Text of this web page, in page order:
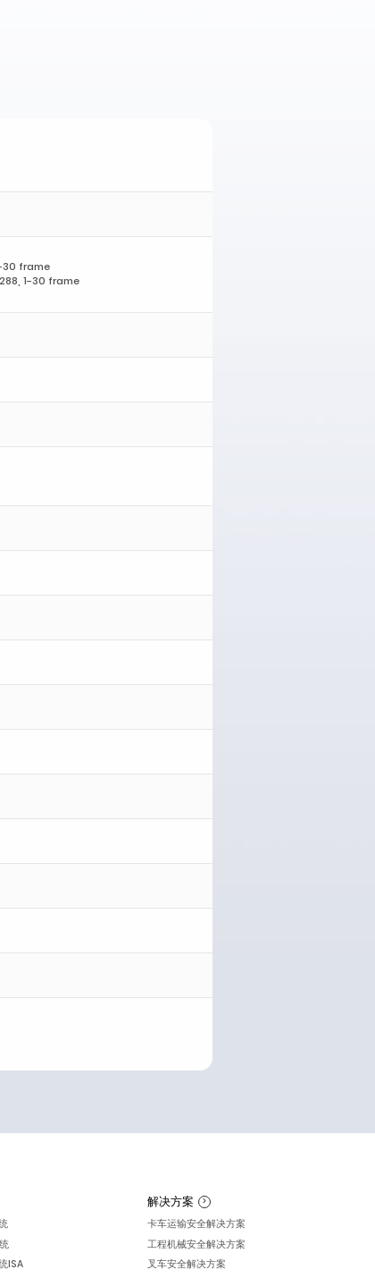
30 frame
1-30 frame
ISA
解决方案
卡车运输安全解决方案
工程机械安全解决方案
叉车安全解决方案